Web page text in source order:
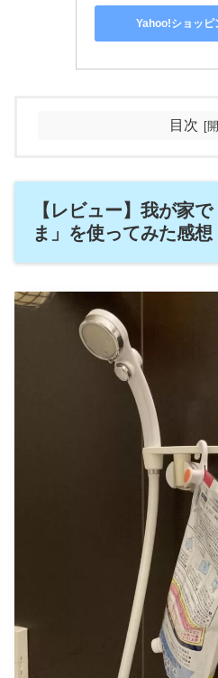
Yahoo!ショッピ
目次
【レビュー】我が家
ま」を使ってみた感想